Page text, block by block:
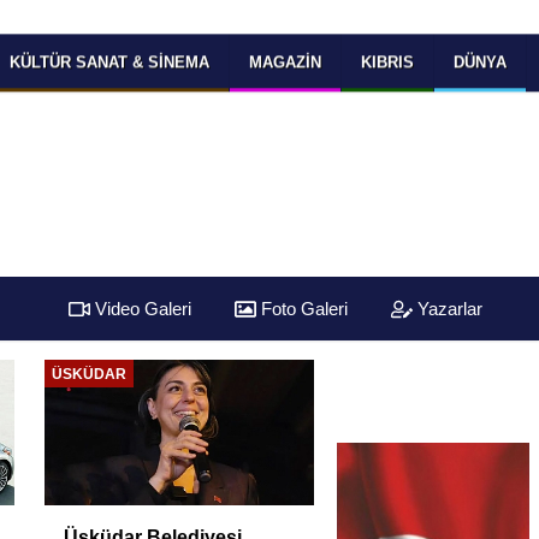
KÜLTÜR SANAT & SINEMA MAGAZIN KIBRIS DÜNYA
Video Galeri Foto Galeri Yazarlar
ÜSKÜDAR